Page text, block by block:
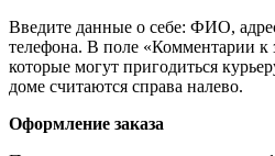
Введите данные о себе: ФИО,
телефона. В поле «Комментарии к
которые могут пригодиться
доме считаются справа налево.
Оформление заказа